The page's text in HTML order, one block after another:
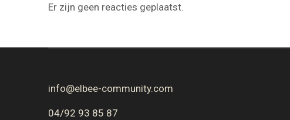
Er zijn geen reacties geplaatst.
info@elbee-community.com
04/92 93 85 87